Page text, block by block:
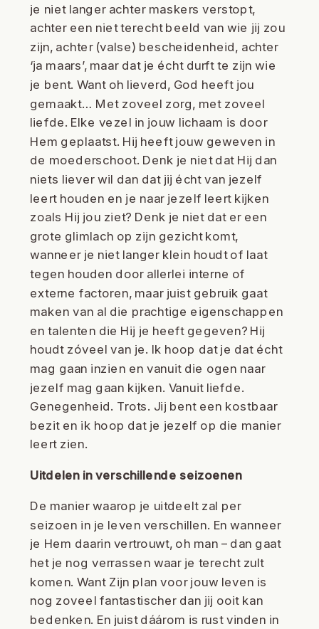
je niet langer achter maskers verstopt,
achter een niet terecht beeld van wie jij zou
zijn, achter (valse) bescheidenheid, achter
‘ja maars’, maar dat je écht durft te zijn wie
je bent. Want oh lieverd, God heeft jou
gemaakt… Met zoveel zorg, met zoveel
liefde. Elke vezel in jouw lichaam is door
Hem geplaatst. Hij heeft jouw geweven in
de moederschoot. Denk je niet dat Hij dan
niets liever wil dan dat jij écht van jezelf
leert houden en je naar jezelf leert kijken
zoals Hij jou ziet? Denk je niet dat er een
grote glimlach op zijn gezicht komt,
wanneer je niet langer klein houdt of laat
tegen houden door allerlei interne of
externe factoren, maar juist gebruik gaat
maken van al die prachtige eigenschappen
en talenten die Hij je heeft gegeven? Hij
houdt zóveel van je. Ik hoop dat je dat écht
mag gaan inzien en vanuit die ogen naar
jezelf mag gaan kijken. Vanuit liefde.
Genegenheid. Trots. Jij bent een kostbaar
bezit en ik hoop dat je jezelf op die manier
leert zien.
Uitdelen in verschillende seizoenen
De manier waarop je uitdeelt zal per
seizoen in je leven verschillen. En wanneer
je Hem daarin vertrouwt, oh man – dan gaat
het je nog verrassen waar je terecht zult
komen. Want Zijn plan voor jouw leven is
nog zoveel fantastischer dan jij ooit kan
bedenken. En juist dáárom is rust vinden in